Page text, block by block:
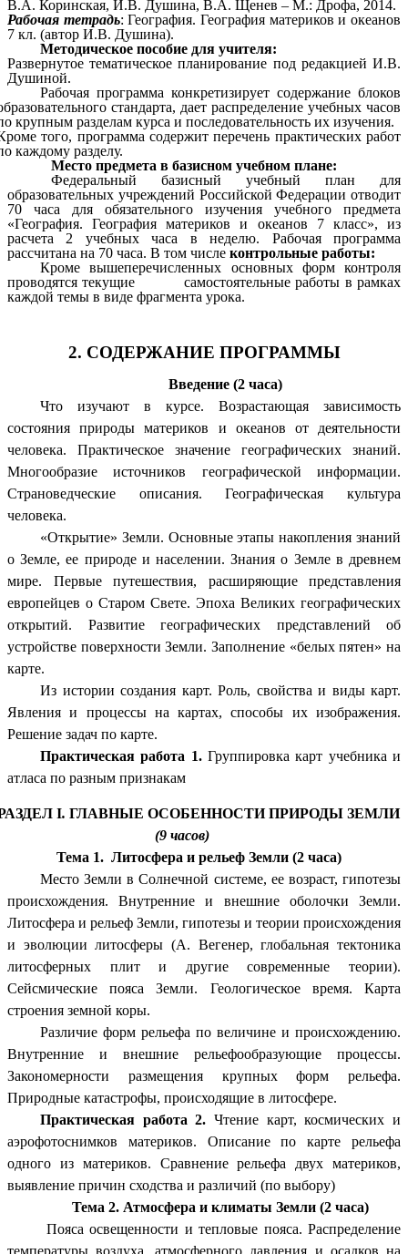
В.А. Коринская, И.В. Душина, В.А. Щенев – М.: Дрофа, 2014.
Рабочая тетрадь: География. География материков и океанов
7 кл. (автор И.В. Душина).
Методическое пособие для учителя:
Развернутое тематическое планирование под редакцией И.В.
Душиной.
Рабочая программа конкретизирует содержание блоков
стандарта, дает распределение учебных часов
крупным разделам курса и последовательность их изучения.
того, программа содержит перечень практических работ
каждому разделу.
Место предмета в базисном учебном плане:
Федеральный базисный учебный план для
образовательных учреждений Российской Федерации отводит
70 часа для обязательного изучения учебного предмета
«География. География материков и океанов 7 класс», из
расчета 2 учебных часа в неделю. Рабочая программа
рассчитана на 70 часа. В том числе контрольные работы:
Кроме вышеперечисленных основных форм контроля
проводятся текущие самостоятельные работы в рамках
каждой темы в виде фрагмента урока.
2. СОДЕРЖАНИЕ ПРОГРАММЫ
Введение (2 часа)
Что изучают в курсе. Возрастающая зависимость
состояния природы материков и океанов от деятельности
человека. Практическое значение географических знаний.
Многообразие источников географической информации.
Страноведческие описания. Географическая культура
человека.
«Открытие» Земли. Основные этапы накопления знаний
о Земле, ее природе и населении. Знания о Земле в древнем
мире. Первые путешествия, расширяющие представления
европейцев о Старом Свете. Эпоха Великих географических
открытий. Развитие географических представлений об
устройстве поверхности Земли. Заполнение «белых пятен» на
карте.
Из истории создания карт. Роль, свойства и виды карт.
Явления и процессы на картах, способы их изображения.
Решение задач по карте.
Практическая работа 1.Группировка карт учебника и
атласа по разным признакам
I. ГЛАВНЫЕ ОСОБЕННОСТИ ПРИРОДЫ ЗЕМЛИ
(9 часов)
Тема 1. Литосфера и рельеф Земли (2 часа)
Место Земли в Солнечной системе, ее возраст, гипотезы
происхождения. Внутренние и внешние оболочки Земли.
Литосфера и рельеф Земли, гипотезы и теории происхождения
и эволюции литосферы (А. Вегенер, глобальная тектоника
литосферных плит и другие современные теории).
Сейсмические пояса Земли. Геологическое время. Карта
строения земной коры.
Различие форм рельефа по величине и происхождению.
Внутренние и внешние рельефообразующие процессы.
Закономерности размещения крупных форм рельефа.
Природные катастрофы, происходящие в литосфере.
Практическая работа 2. Чтение карт, космических и
аэрофотоснимков материков. Описание по карте рельефа
одного из материков. Сравнение рельефа двух материков,
выявление причин сходства и различий (по выбору)
Тема 2. Атмосфера и климаты Земли (2 часа)
Пояса освещенности и тепловые пояса. Распределение